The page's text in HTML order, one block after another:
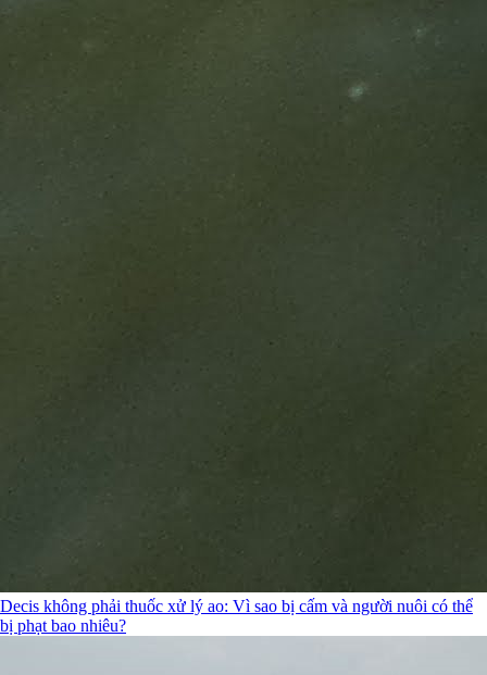
Decis không phải thuốc xử lý ao: Vì sao bị cấm và người nuôi có thể
bị phạt bao nhiêu?